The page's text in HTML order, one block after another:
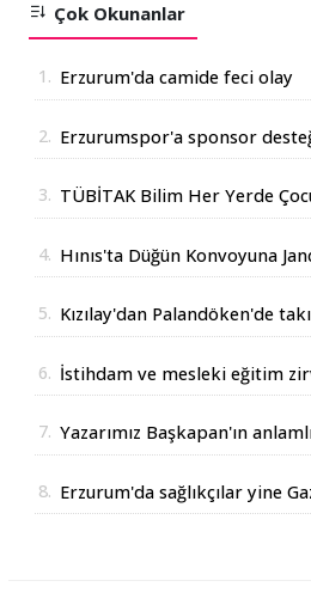
Çok Okunanlar
1. Erzurum'da camide feci olay
2. Erzurumspor'a sponsor
3. TÜBİTAK Bilim Her Yerde
4. Hınıs'ta Düğün Konvoyuna
5. Kızılay'dan Palandöken'de
6. İstihdam ve mesleki eğitim
7. Yazarımız Başkapan'ın anlamlı
8. Erzurum'da sağlıkçılar yine